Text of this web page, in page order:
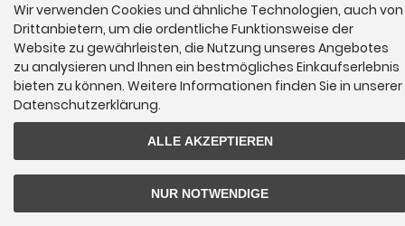
Wir verwenden Cookies und ähnliche Technologien, auch von
Drittanbietern, um die ordentliche Funktionsweise der
Website zu gewährleisten, die Nutzung unseres Angebotes
zu analysieren und Ihnen ein bestmögliches Einkaufserlebnis
bieten zu können. Weitere Informationen finden Sie in unserer
Datenschutzerklärung.
ALLE AKZEPTIEREN
NUR NOTWENDIGE